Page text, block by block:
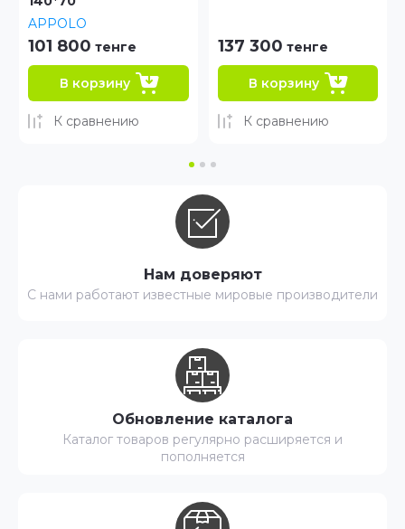
137 300 тенге
В корзину
К сравнению
96 800 тенге
В корзину
К сравнению
Нам доверяют
С нами работают известные мировые производители
Обновление каталога
Каталог товаров регулярно расширяется и
пополняется